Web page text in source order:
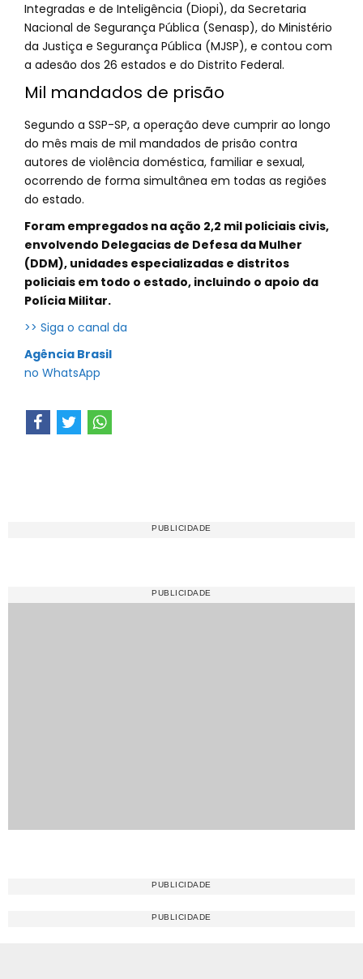
Integradas e de Inteligência (Diopi), da Secretaria
Nacional de Segurança Pública (Senasp), do Ministério
da Justiça e Segurança Pública (MJSP), e contou com
a adesão dos 26 estados e do Distrito Federal.
Mil mandados de prisão
Segundo a SSP-SP, a operação deve cumprir ao longo
do mês mais de mil mandados de prisão contra
autores de violência doméstica, familiar e sexual,
ocorrendo de forma simultânea em todas as regiões
do estado.
Foram empregados na ação 2,2 mil policiais civis,
envolvendo Delegacias de Defesa da Mulher
(DDM), unidades especializadas e distritos
policiais em todo o estado, incluindo o apoio da
Polícia Militar.
>> Siga o canal da
Agência Brasil
no WhatsApp